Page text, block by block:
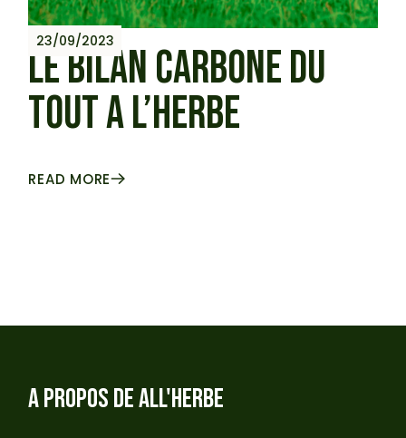
23/09/2023
LE BILAN CARBONE DU
TOUT A L’HERBE
READ MORE
A PROPOS DE ALL'HERBE